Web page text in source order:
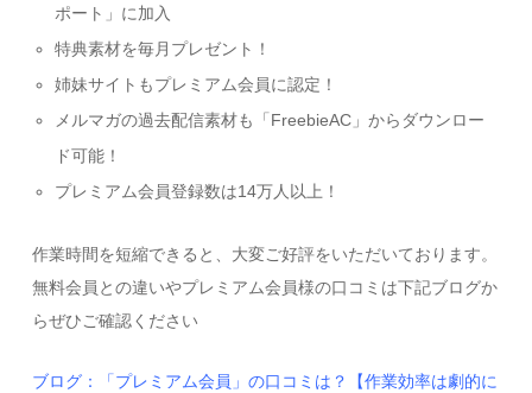
ポート」に加入
特典素材を毎月プレゼント！
姉妹サイトもプレミアム会員に認定！
メルマガの過去配信素材も「FreebieAC」からダウンロー
ド可能！
プレミアム会員登録数は14万人以上！
作業時間を短縮できると、大変ご好評をいただいております。
無料会員との違いやプレミアム会員様の口コミは下記ブログか
らぜひご確認ください
ブログ：「プレミアム会員」の口コミは？【作業効率は劇的に